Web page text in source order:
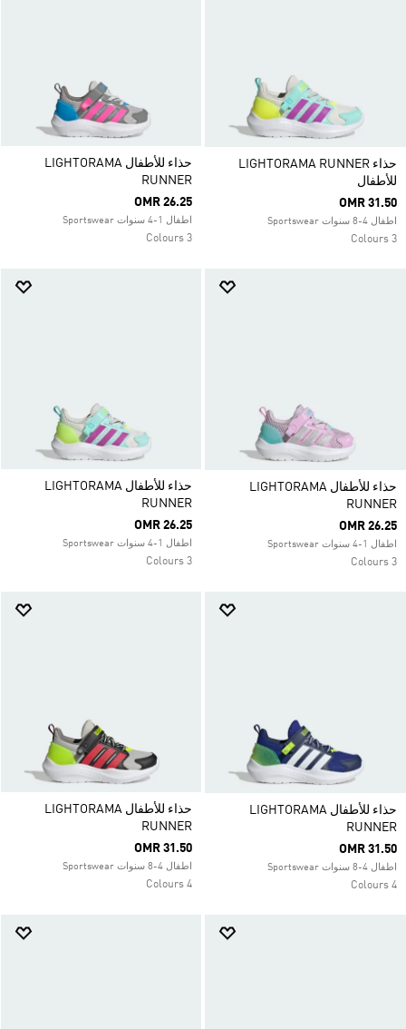
حذاء LIGHTORAMA RUNNER
للأطفال
OMR 31.50
اطفال 4-8 سنوات Sportswear
3 Colours
حذاء للأطفال LIGHTORAMA
RUNNER
OMR 26.25
اطفال 1-4 سنوات Sportswear
3 Colours
حذاء للأطفال LIGHTORAMA
RUNNER
OMR 26.25
اطفال 1-4 سنوات Sportswear
3 Colours
حذاء للأطفال LIGHTORAMA
RUNNER
OMR 26.25
اطفال 1-4 سنوات Sportswear
3 Colours
حذاء للأطفال LIGHTORAMA
RUNNER
OMR 31.50
اطفال 4-8 سنوات Sportswear
4 Colours
حذاء للأطفال LIGHTORAMA
RUNNER
OMR 31.50
اطفال 4-8 سنوات Sportswear
4 Colours